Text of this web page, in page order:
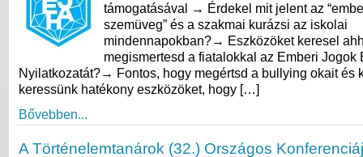
támogatásával → Érdekel mit jelent az
szemüveg” és a szakmai kurázsi az iskolai
mindennapokban?→ Eszközöket keresel
megismertesd a fiatalokkal az Emberi Jogok
Nyilatkozatát?→ Fontos, hogy megértsd a bullying okait és
keressünk hatékony eszközöket, hogy […]
Bővebben...
A Történelemtanárok (32.) Országos